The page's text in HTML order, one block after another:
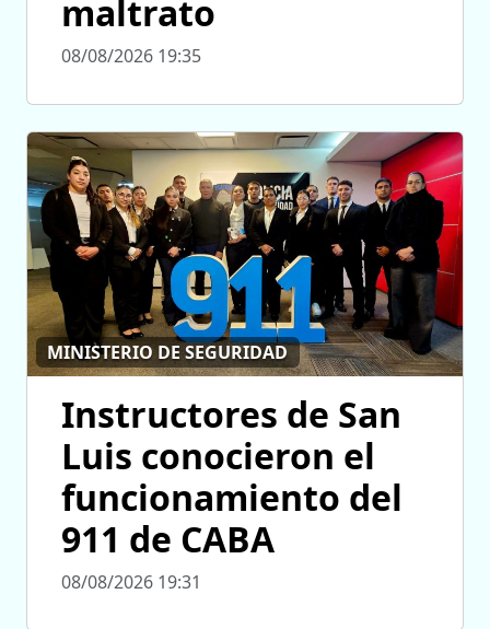
maltrato
08/08/2026 19:35
MINISTERIO DE SEGURIDAD
Instructores de San
Luis conocieron el
funcionamiento del
911 de CABA
08/08/2026 19:31